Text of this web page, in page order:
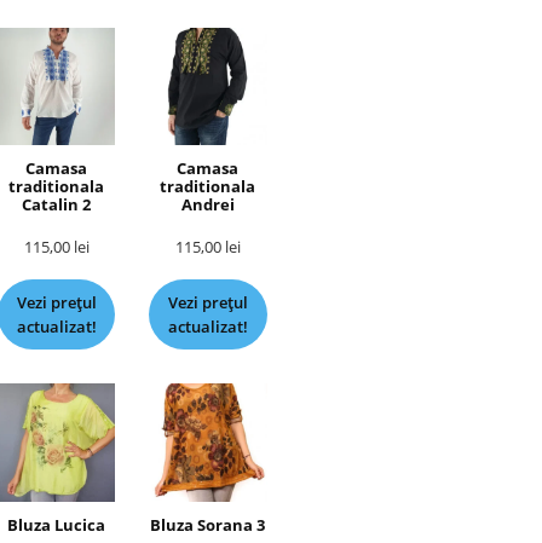
Camasa
traditionala
Catalin 2
115,00 lei
Vezi prețul
actualizat!
Camasa
traditionala
Andrei
115,00 lei
Vezi prețul
actualizat!
Bluza Lucica
Bluza Sorana 3